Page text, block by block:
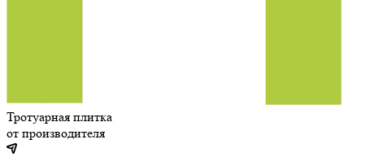
Тротуарная плитка
от производителя